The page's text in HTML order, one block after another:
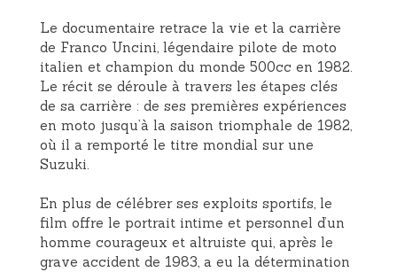
Le documentaire retrace la vie et la carrière
de Franco Uncini, légendaire pilote de moto
italien et champion du monde 500cc en 1982.
Le récit se déroule à travers les étapes clés
de sa carrière : de ses premières expériences
en moto jusqu’à la saison triomphale de 1982,
où il a remporté le titre mondial sur une
Suzuki.
En plus de célébrer ses exploits sportifs, le
film offre le portrait intime et personnel d’un
homme courageux et altruiste qui, après le
grave accident de 1983, a eu la détermination